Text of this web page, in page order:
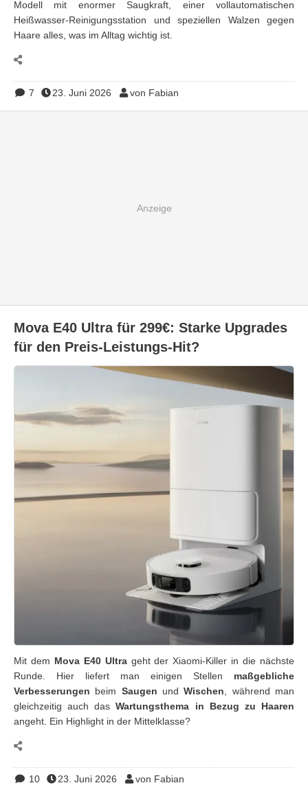
Modell mit enormer Saugkraft, einer vollautomatischen
Heißwasser-Reinigungsstation und speziellen Walzen gegen
Haare alles, was im Alltag wichtig ist.
7 23. Juni 2026 von Fabian
Mova E40 Ultra für 299€: Starke Upgrades
für den Preis-Leistungs-Hit?
Mit dem Mova E40 Ultrageht der Xiaomi-Killer in die nächste
Runde. Hier liefert man einigen Stellen maßgebliche
Verbesserungen beim Saugen undWischen , während man
gleichzeitig auch dasWartungsthema in Bezug zu Haaren
angeht. Ein Highlight in der Mittelklasse?
10 23. Juni 2026 von Fabian